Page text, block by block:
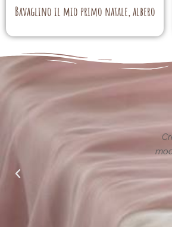
Bavaglino il mio primo natale, albero
reinterpretata in chiave
richieste di noi mamme.